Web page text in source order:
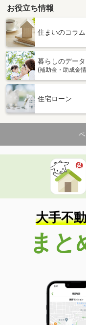
お役立ち情報
住まいのコラム
暮らしのデータ
(補助金・助成金
住宅ローン
大手不
まと